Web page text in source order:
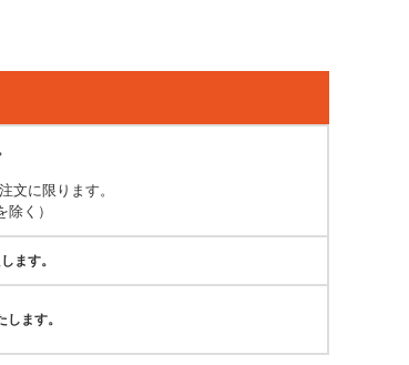
文に限ります。
く）
ます。
ます。